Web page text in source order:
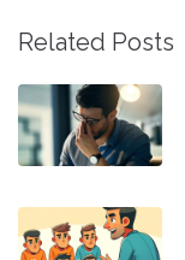
Related Posts